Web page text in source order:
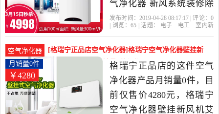
气净化器 新风系统装修除
甲醛防雾霾是2019年
子,电工当中性价比很高的
室内新风系统，由广东 广
州发货。
发布时间：2019-04-28 08:17:17 | 评论： 0
| 浏览：65 | 话题： 电子 电工
室内新
空气净化器
[格瑞宁正品店空气净化器]格瑞宁空气净化器壁挂新
风机艾灸烟雾净月销量0件仅售4280元
￥4280
月销量0件
格瑞宁正品店的这件空气
净化器产品月销量0件，目
前仅售价4280元，格瑞宁
空气净化器壁挂新风机艾